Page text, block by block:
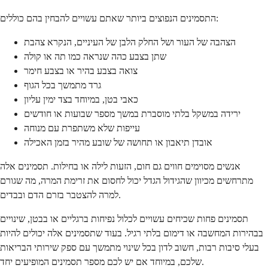
התסמינים הנפוצים ביותר שאתם עשויים להבחין בהם כוללים:
הצהבה של העור ושל החלק הלבן של העיניים, הנקרא צהבת
שתן בצבע כהה שנראה כמו תה או קולה
צואה בצבע בהיר או בצבע חימר
גרד מתמשך בכל הגוף
כאבי בטן, במיוחד בצד ימין עליון
ירידה במשקל בלתי מוסברת במשך מספר שבועות או חודשים
עייפות שלא משתפרת עם מנוחה
אובדן תיאבון או תחושה של שובע מהיר בזמן האכילה
אנשים מסוימים חווים גם חום, הזעות לילה או בחילות. תסמינים אלה
מתרחשים מכיוון שהגידול הגדל יכול לחסום את זרימת המרה, מה שגורם
למרה להצטבר בזרם הדם ובבדים.
תסמינים פחות שכיחים עשויים לכלול נפיחות ברגליים או בבטן, שינויים
בבהירות המחשבה או דימום בלתי רגיל. בעוד שתסמינים אלה יכולים להיות
בעלי סיבות רבות, חשוב לדון בכל שינוי מתמשך עם ספק שירותי הבריאות
שלכם, במיוחד אם יש לכם מספר תסמינים המופיעים יחד.